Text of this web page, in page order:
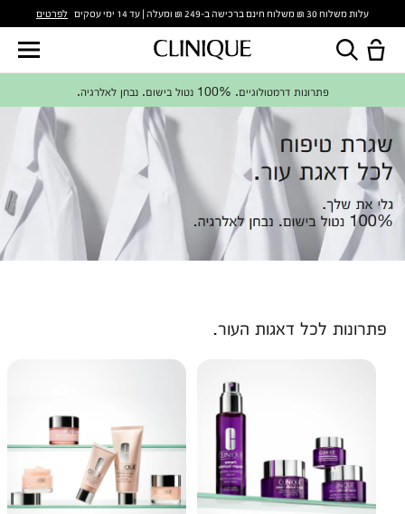
עלות משלוח 30 ₪ משלוח חינם ברכישה ב-249 ₪ ומעלה | עד 14 ימי עסקים לפרטים
פתרונות דרמטולוגיים. 100% נטול בישום. נבחן לאלרגיה.
פתרונות לכל דאגות העור.